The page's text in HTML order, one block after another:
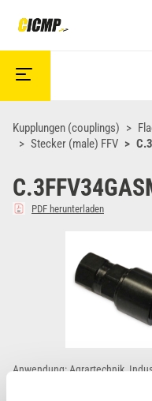
Kupplungen (couplings)
Stecker (male) FFV
PDF herunterladen
Anwendung: Agrartechnik,
Verriegelung: